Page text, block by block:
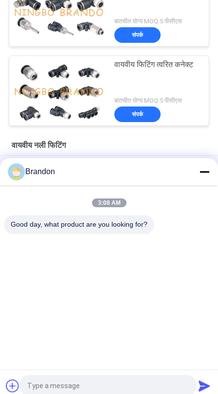
बातचीत योग्य MOQ:5 पीसीएस
संपर्क
वायवीय फिटिंग त्वरित कनेक्ट
बातचीत योग्य MOQ:5 पीसीएस
संपर्क
वायवीय नली फिटिंग
1/2 '' 12 मिमी गोल पुरुष सीधे पुश वायवीय नली फिटिंग से कनेक्ट करने के लिए
1/2 '' 12mm PC12 पुरुष सीधे प्लास्टिक वायवीय नली फिटिंग कनेक्ट करने के लिए
Brandon
3:08 AM
Good day, what product are you looking for?